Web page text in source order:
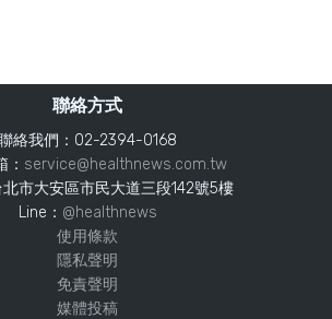
聯絡方式
絡我們：02-2394-0168
： service@healthnews.com.tw
市大安區市民大道三段142號5樓
Line： @healthnews
使用條款
隱私聲明
免責聲明
媒體投稿